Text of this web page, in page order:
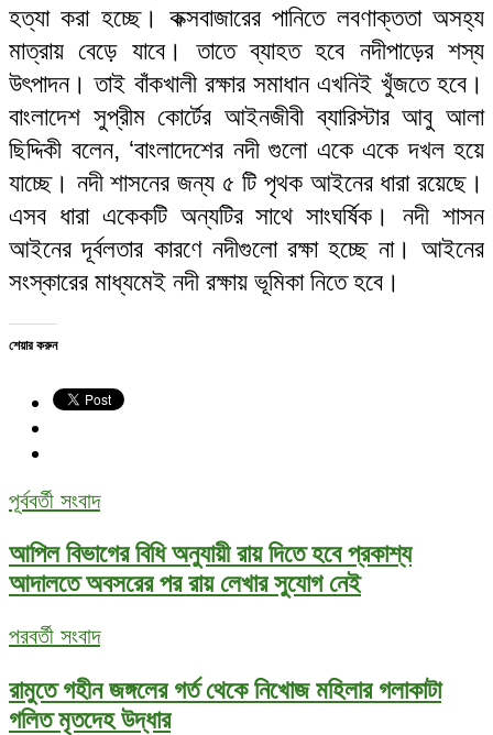
হত্যা করা হচ্ছে। কক্সবাজারের পানিতে লবণাক্ততা অসহ্য
মাত্রায় বেড়ে যাবে। তাতে ব্যাহত হবে নদীপাড়ের শস্য
উৎপাদন। তাই বাঁকখালী রক্ষার সমাধান এখনিই খুঁজতে হবে।
বাংলাদেশ সুপ্রীম কোর্টের আইনজীবী ব্যারিস্টার আবু আলা
ছিদ্দিকী বলেন, ‘বাংলাদেশের নদী গুলো একে একে দখল হয়ে
যাচ্ছে। নদী শাসনের জন্য ৫ টি পৃথক আইনের ধারা রয়েছে।
এসব ধারা একেকটি অন্যটির সাথে সাংঘর্ষিক। নদী শাসন
আইনের দূর্বলতার কারণে নদীগুলো রক্ষা হচ্ছে না। আইনের
সংস্কারের মাধ্যমেই নদী রক্ষায় ভূমিকা নিতে হবে।
শেয়ার করুন
পূর্ববর্তী সংবাদ
আপিল বিভাগের বিধি অনুযায়ী রায় দিতে হবে প্রকাশ্য
আদালতে অবসরের পর রায় লেখার সুযোগ নেই
পরবর্তী সংবাদ
রামুতে গহীন জঙ্গলের গর্ত থেকে নিখোজ মহিলার গলাকাটা
গলিত মৃতদেহ উদ্ধার